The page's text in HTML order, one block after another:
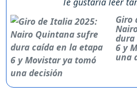
Giro
dura
6 y
una